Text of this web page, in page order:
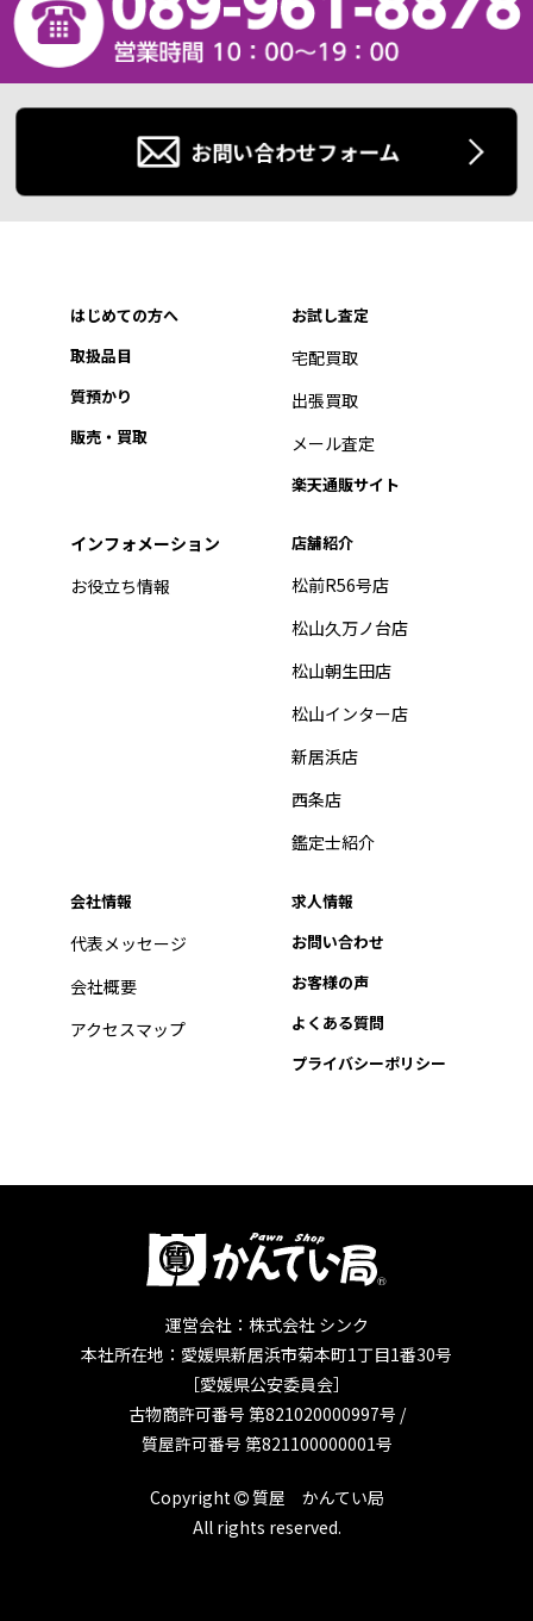
お問い合わせフォーム
はじめての方へ
取扱品目
質預かり
販売・買取
お試し査定
宅配買取
出張買取
メール査定
楽天通販サイト
インフォメーション
お役立ち情報
店舗紹介
松前R56号店
松山久万ノ台店
松山朝生田店
松山インター店
新居浜店
西条店
鑑定士紹介
会社情報
代表メッセージ
会社概要
アクセスマップ
求人情報
お問い合わせ
お客様の声
よくある質問
プライバシーポリシー
運営会社：株式会社 シンク
本社所在地：愛媛県新居浜市菊本町1丁目1番30号
［愛媛県公安委員会］
古物商許可番号 第821020000997号 /
質屋許可番号 第821100000001号
Copyright
質屋 かんてい局
All rights reserved.